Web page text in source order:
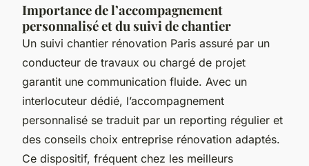
Importance de l’accompagnement
personnalisé et du suivi de chantier
Un suivi chantier rénovation Paris assuré par un
conducteur de travaux ou chargé de projet
garantit une communication fluide. Avec un
interlocuteur dédié, l’accompagnement
personnalisé se traduit par un reporting régulier et
des conseils choix entreprise rénovation adaptés.
Ce dispositif, fréquent chez les meilleurs